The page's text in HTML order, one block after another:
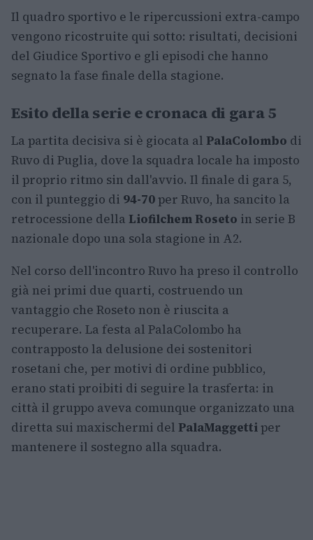
Il quadro sportivo e le ripercussioni extra-campo
vengono ricostruite qui sotto: risultati, decisioni
del Giudice Sportivo e gli episodi che hanno
segnato la fase finale della stagione.
Esito della serie e cronaca di gara 5
La partita decisiva si è giocata al PalaColombo di
Ruvo di Puglia, dove la squadra locale ha imposto
il proprio ritmo sin dall'avvio. Il finale di gara 5,
con il punteggio di 94-70per Ruvo, ha sancito la
retrocessione della Liofilchem Roseto in serie B
nazionale dopo una sola stagione in A2.
Nel corso dell'incontro Ruvo ha preso il controllo
già nei primi due quarti, costruendo un
vantaggio che Roseto non è riuscita a
recuperare. La festa al PalaColombo ha
contrapposto la delusione dei sostenitori
rosetani che, per motivi di ordine pubblico,
erano stati proibiti di seguire la trasferta: in
città il gruppo aveva comunque organizzato una
diretta sui maxischermi del PalaMaggettiper
mantenere il sostegno alla squadra.